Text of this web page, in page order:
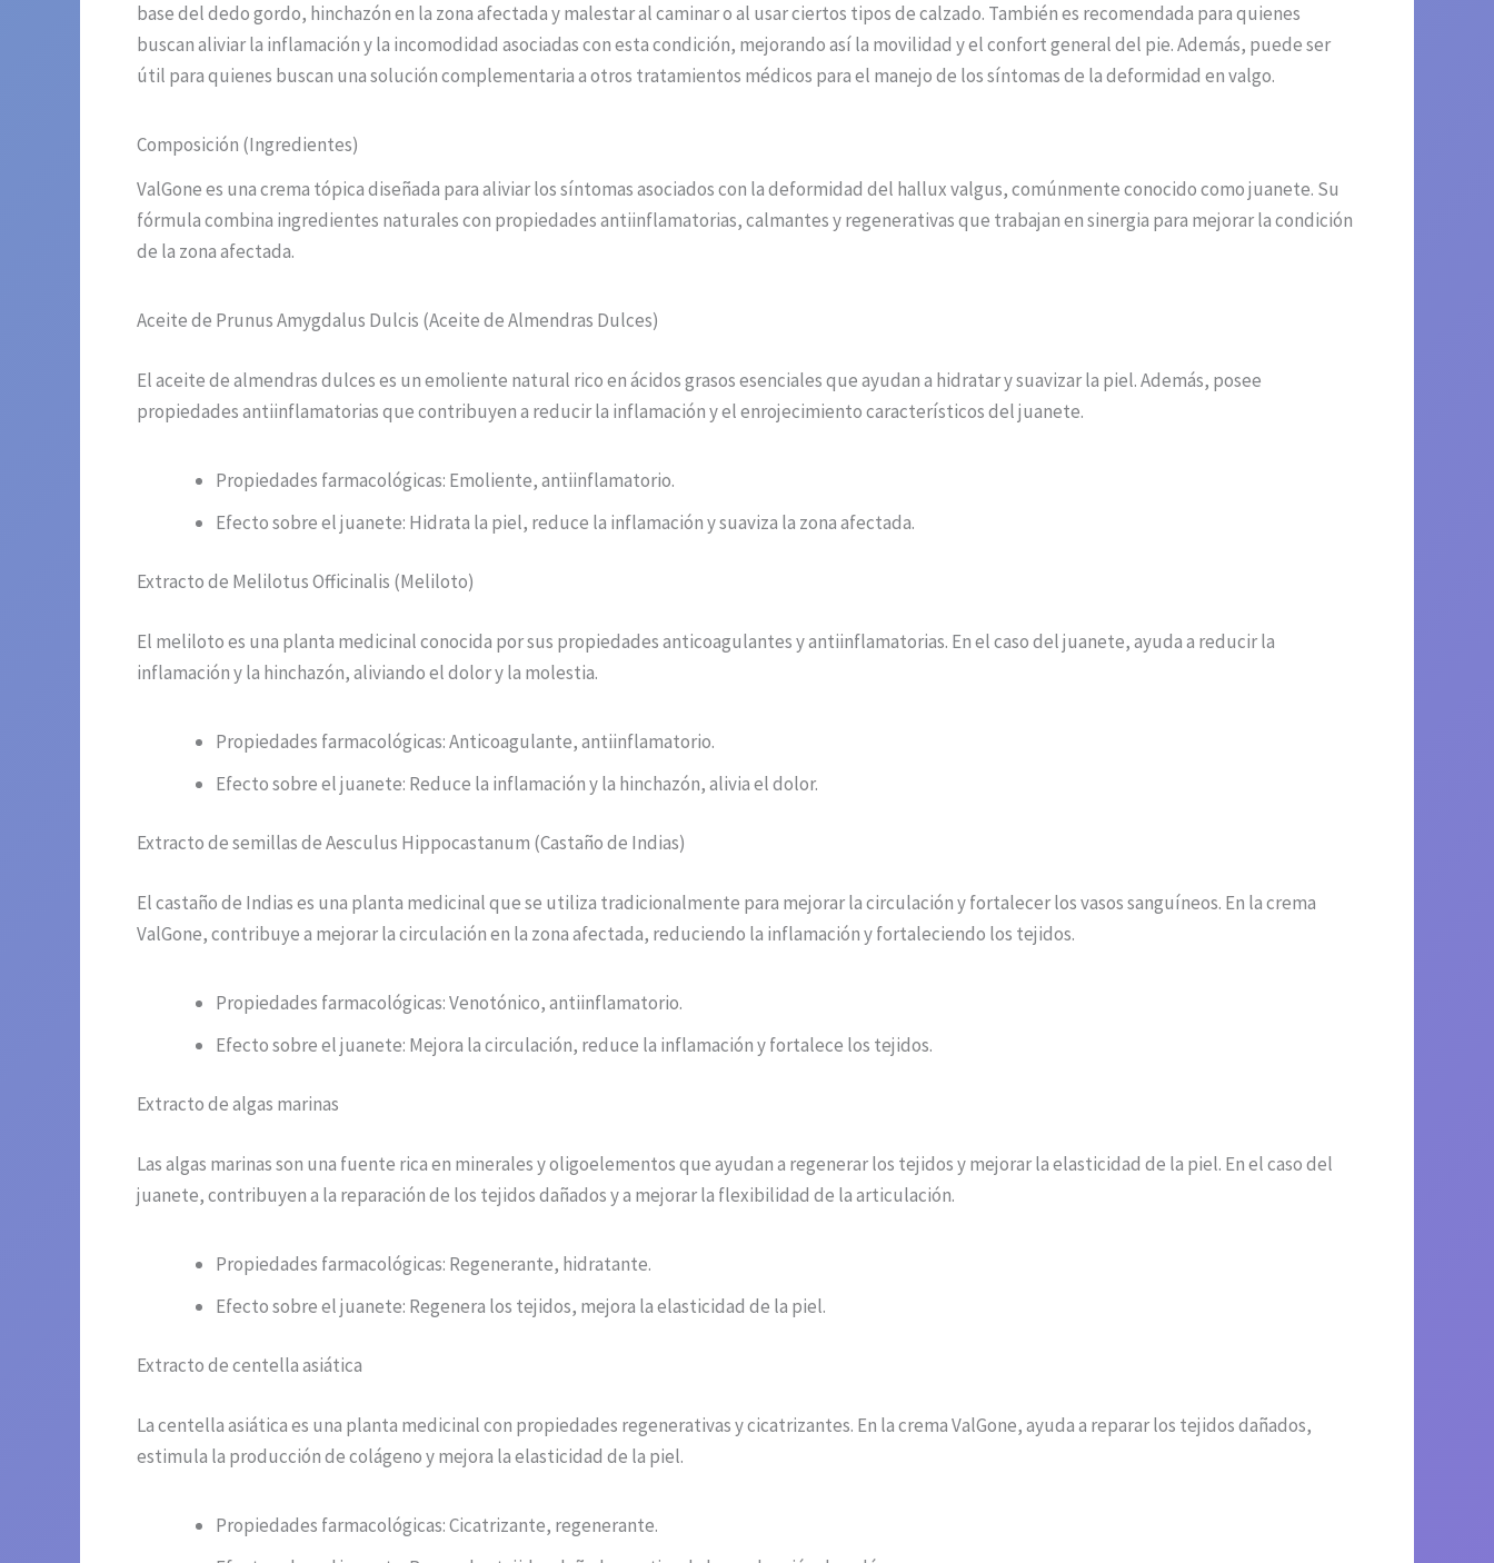
base del dedo gordo, hinchazón en la zona afectada y malestar al caminar o al usar ciertos tipos de calzado. También es recomendada para quienes
buscan aliviar la inflamación y la incomodidad asociadas con esta condición, mejorando así la movilidad y el confort general del pie. Además, puede ser
útil para quienes buscan una solución complementaria a otros tratamientos médicos para el manejo de los síntomas de la deformidad en valgo.
Composición (Ingredientes)
ValGone es una crema tópica diseñada para aliviar los síntomas asociados con la deformidad del hallux valgus, comúnmente conocido como juanete. Su
fórmula combina ingredientes naturales con propiedades antiinflamatorias, calmantes y regenerativas que trabajan en sinergia para mejorar la condición
de la zona afectada.
Aceite de Prunus Amygdalus Dulcis (Aceite de Almendras Dulces)
El aceite de almendras dulces es un emoliente natural rico en ácidos grasos esenciales que ayudan a hidratar y suavizar la piel. Además, posee
propiedades antiinflamatorias que contribuyen a reducir la inflamación y el enrojecimiento característicos del juanete.
Propiedades farmacológicas: Emoliente, antiinflamatorio.
Efecto sobre el juanete: Hidrata la piel, reduce la inflamación y suaviza la zona afectada.
Extracto de Melilotus Officinalis (Meliloto)
El meliloto es una planta medicinal conocida por sus propiedades anticoagulantes y antiinflamatorias. En el caso del juanete, ayuda a reducir la
inflamación y la hinchazón, aliviando el dolor y la molestia.
Propiedades farmacológicas: Anticoagulante, antiinflamatorio.
Efecto sobre el juanete: Reduce la inflamación y la hinchazón, alivia el dolor.
Extracto de semillas de Aesculus Hippocastanum (Castaño de Indias)
El castaño de Indias es una planta medicinal que se utiliza tradicionalmente para mejorar la circulación y fortalecer los vasos sanguíneos. En la crema
ValGone, contribuye a mejorar la circulación en la zona afectada, reduciendo la inflamación y fortaleciendo los tejidos.
Propiedades farmacológicas: Venotónico, antiinflamatorio.
Efecto sobre el juanete: Mejora la circulación, reduce la inflamación y fortalece los tejidos.
Extracto de algas marinas
Las algas marinas son una fuente rica en minerales y oligoelementos que ayudan a regenerar los tejidos y mejorar la elasticidad de la piel. En el caso del
juanete, contribuyen a la reparación de los tejidos dañados y a mejorar la flexibilidad de la articulación.
Propiedades farmacológicas: Regenerante, hidratante.
Efecto sobre el juanete: Regenera los tejidos, mejora la elasticidad de la piel.
Extracto de centella asiática
La centella asiática es una planta medicinal con propiedades regenerativas y cicatrizantes. En la crema ValGone, ayuda a reparar los tejidos dañados,
estimula la producción de colágeno y mejora la elasticidad de la piel.
Propiedades farmacológicas: Cicatrizante, regenerante.